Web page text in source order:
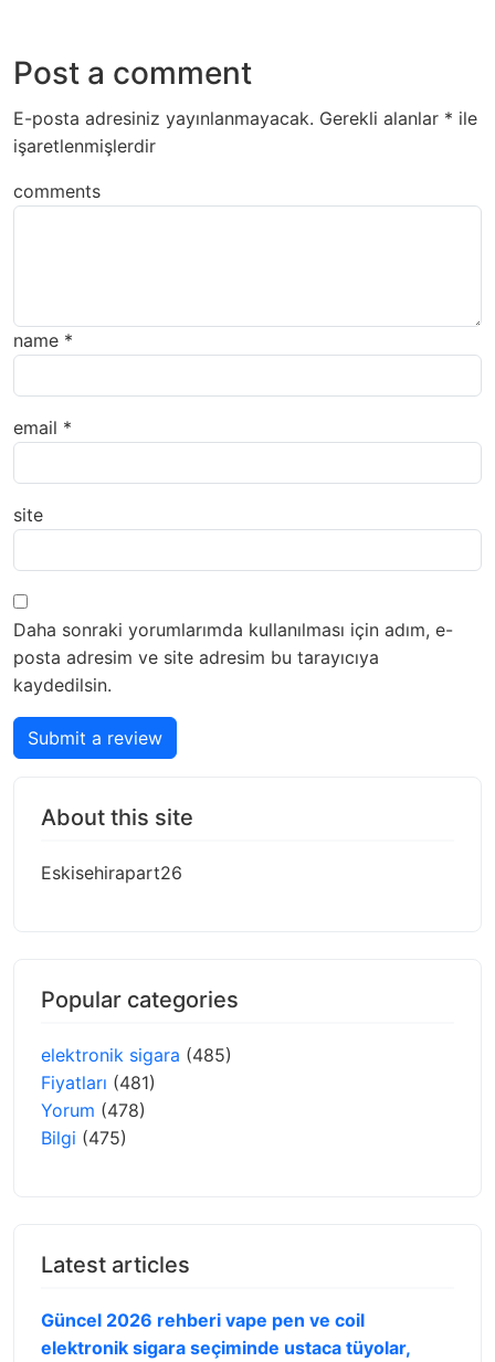
Post a comment
E-posta adresiniz yayınlanmayacak. Gerekli alanlar * ile
işaretlenmişlerdir
comments
name *
email *
site
Daha sonraki yorumlarımda kullanılması için adım, e-
posta adresim ve site adresim bu tarayıcıya
kaydedilsin.
Submit a review
About this site
Eskisehirapart26
Popular categories
elektronik sigara (485)
Fiyatları (481)
Yorum (478)
Bilgi (475)
Latest articles
Güncel 2026 rehberi vape pen ve coil
elektronik sigara seçiminde ustaca tüyolar,